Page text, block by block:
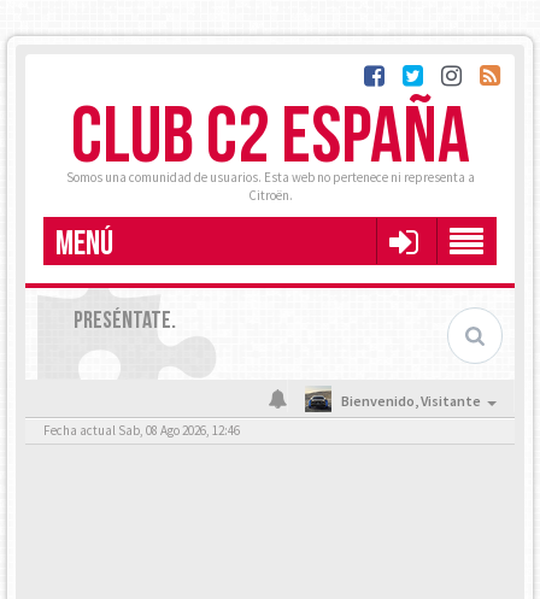
CLUB C2 ESPAÑA
Somos una comunidad de usuarios. Esta web no pertenece ni representa a
Citroën.
MENÚ
PRESÉNTATE.
Bienvenido,Visitante
Fecha actual Sab, 08 Ago 2026, 12:46